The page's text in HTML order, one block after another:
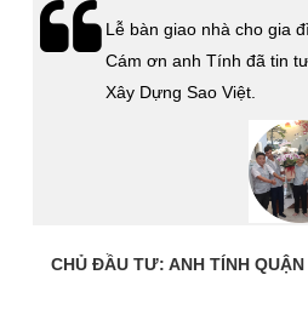
Lễ bàn giao nhà cho gia đình
Cám ơn anh Tính đã tin
Xây Dựng Sao Việt.
CHỦ ĐẦU TƯ: ANH TÍNH QUẬN 3